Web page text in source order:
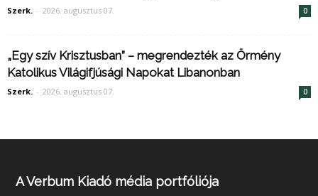
Szerk. - 2026. augusztus 07. 0
„Egy szív Krisztusban” – megrendezték az Örmény
Katolikus Világifjúsági Napokat Libanonban
Szerk. - 2026. augusztus 07. 0
A Verbum Kiadó média portfóliója